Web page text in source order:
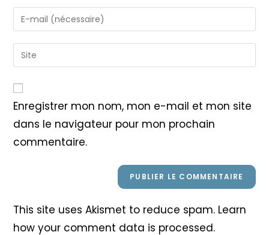
name
or
to
comment
Enter
your
email
address
Saisir
l’URL
votre
site
(facultatif)
Enregistrer mon nom, mon e-mail et mon site
dans le navigateur pour mon prochain
commentaire.
This site uses Akismet to reduce spam. Learn
how your comment data is processed.